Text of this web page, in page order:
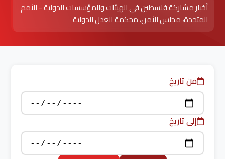
أخبار مشاركة فلسطين في الهيئات والمؤسسات الدولية - الأمم
المتحدة، مجلس الأمن، محكمة العدل الدولية
من تاريخ
إلى تاريخ